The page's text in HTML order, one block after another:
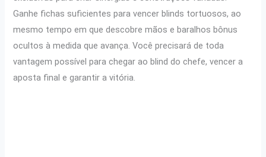
Ganhe fichas suficientes para vencer blinds tortuosos, ao
mesmo tempo em que descobre mãos e baralhos bônus
ocultos à medida que avança. Você precisará de toda
vantagem possível para chegar ao blind do chefe, vencer a
aposta final e garantir a vitória.